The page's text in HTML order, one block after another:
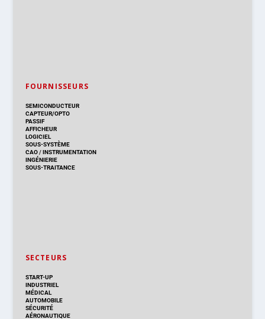
FOURNISSEURS
SEMICONDUCTEUR
CAPTEUR/OPTO
PASSIF
AFFICHEUR
LOGICIEL
SOUS-SYSTÈME
CAO/INSTRUMENTATION
INGÉNIERIE
SOUS-TRAITANCE
SECTEURS
START-UP
INDUSTRIEL
MÉDICAL
AUTOMOBILE
SÉCURITÉ
AÉRONAUTIQUE